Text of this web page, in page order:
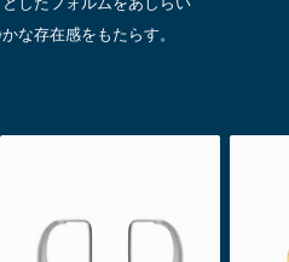
な存在感をもたらす。